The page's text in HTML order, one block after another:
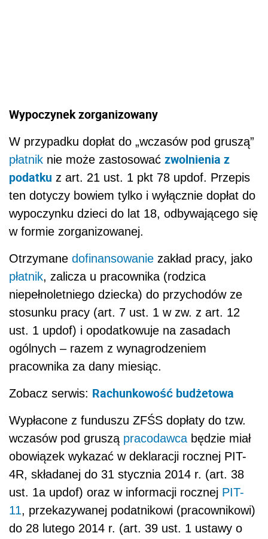
Wypoczynek zorganizowany
W przypadku dopłat do „wczasów pod gruszą”
płatnik nie może zastosować zwolnienia z
podatku z art. 21 ust. 1 pkt 78 updof. Przepis
ten dotyczy bowiem tylko i wyłącznie dopłat do
wypoczynku dzieci do lat 18, odbywającego się
w formie zorganizowanej.
Otrzymane dofinansowanie zakład pracy, jako
płatnik, zalicza u pracownika (rodzica
niepełnoletniego dziecka) do przychodów ze
stosunku pracy (art. 7 ust. 1 w zw. z art. 12
ust. 1 updof) i opodatkowuje na zasadach
ogólnych – razem z wynagrodzeniem
pracownika za dany miesiąc.
Zobacz serwis: Rachunkowość budżetowa
Wypłacone z funduszu ZFŚS dopłaty do tzw.
wczasów pod gruszą pracodawcabędzie miał
obowiązek wykazać w deklaracji rocznej PIT-
4R, składanej do 31 stycznia 2014 r. (art. 38
ust. 1a updof) oraz w informacji rocznej PIT-
11, przekazywanej podatnikowi (pracownikowi)
do 28 lutego 2014 r. (art. 39 ust. 1 ustawy o